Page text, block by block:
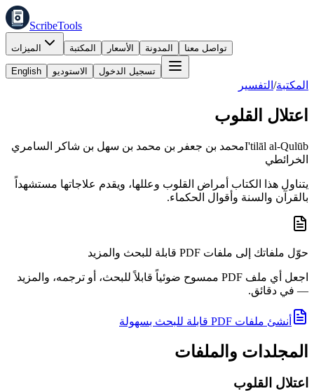
ScribeTools
الميزات المكتبة الأسعار المدونة تواصل معنا
English الاستوديو تسجيل الدخول
المكتبة/ التفسير
اعتلال القلوب
I'tilāl al-Qulūbمحمد بن جعفر بن محمد بن سهل بن شاكر السامري
الخرائطي
يتناول هذا الكتاب أمراض القلوب وعللها، ويقدم علاجاتها مستشهداً
بالقرآن والسنة وأقوال الحكماء.
حوّل ملفاتك إلى ملفات PDF قابلة للبحث والمزيد
اجعل أي ملف PDF ممسوح ضوئياً قابلاً للبحث، أو ترجمه، والمزيد
— في دقائق.
أنشئ ملفات PDF قابلة للبحث بسهولة
المجلدات والملفات
اعتلال القلوب